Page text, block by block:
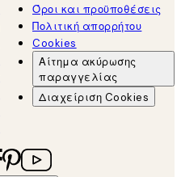
Όροι και προϋποθέσεις
Πολιτική απορρήτου
Cookies
Αίτημα ακύρωσης
παραγγελίας
Διαχείριση Cookies